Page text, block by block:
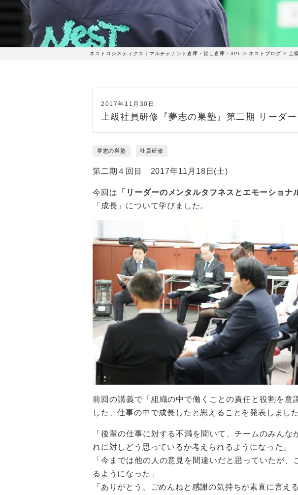
ネストロジスティクス｜マルチテナント倉庫・貸し倉庫・3PL > ネストブログ > 上
2017年11月30日
上級社員研修『夢志の巣塾』第二期 リーダー
夢志の巣塾 社員研修
第二期４回目 2017年11月18日(土)
今回は 「リーダーのメンタルタフネスとエモーショナ
「成長」について学びました。
前回の講義で「組織の中で働くことの責任と役割を意
した、仕事の中で成長したと思えることを発表しました
「後輩の仕事に対する不満を聞いて、チームのみん
れに対しどう思っているか考えられるようになった」
「今までは他の人の意見を間違いだと思っていたが
るようになった」
「ありがとう、ごめんねと感謝の気持ちが素直に言え